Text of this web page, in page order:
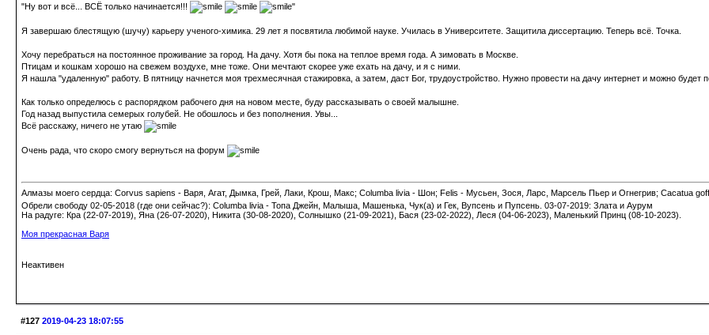
"Ну вот и всё... ВСЁ только начинается!!! "
Я завершаю блестящую (шучу) карьеру ученого-химика. 29 лет я посвятила любимой науке. Училась в Университете. Защитила диссертацию. Теперь всё. Точка.
Хочу перебраться на постоянное проживание за город. На дачу. Хотя бы пока на теплое время года. А зимовать в Москве.
Птицам и кошкам хорошо на свежем воздухе, мне тоже. Они мечтают скорее уже ехать на дачу, и я с ними.
Я нашла "удаленную" работу. В пятницу начнется моя трехмесячная стажировка, а затем, даст Бог, трудоустройство. Нужно провести на дачу интернет и можно будет
Как только определюсь с распорядком рабочего дня на новом месте, буду рассказывать о своей малышне.
Год назад выпустила семерых голубей. Не обошлось и без пополнения. Увы...
Всё расскажу, ничего не утаю
Очень рада, что скоро смогу вернуться на форум
Алмазы моего сердца: Corvus sapiens - Варя, Агат, Дымка, Грей, Лаки, Крош, Макс; Columba livia - Шон; Felis - Мусьен, Зося, Ларс, Марсель Пьер и Огнегрив; Cacatua
Обрели свободу 02-05-2018 (где они сейчас?): Columba livia - Топа Джейн, Малыша, Машенька, Чук(а) и Гек, Вупсень и Пупсень. 03-07-2019: Злата и Аурум
На радуге: Кра (22-07-2019), Яна (26-07-2020), Никита (30-08-2020), Солнышко (21-09-2021), Бася (23-02-2022), Леся (04-06-2023), Маленький Принц (08-10-2023).
Моя прекрасная Варя
Неактивен
#127 2019-04-23 18:07:55